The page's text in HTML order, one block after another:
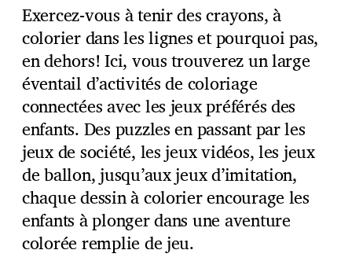
Exercez-vous à tenir des crayons, à
colorier dans les lignes et pourquoi pas,
en dehors! Ici, vous trouverez un large
éventail d’activités de coloriage
connectées avec les jeux préférés des
enfants. Des puzzles en passant par les
jeux de société, les jeux vidéos, les jeux
de ballon, jusqu’aux jeux d’imitation,
chaque dessin à colorier encourage les
enfants à plonger dans une aventure
colorée remplie de jeu.